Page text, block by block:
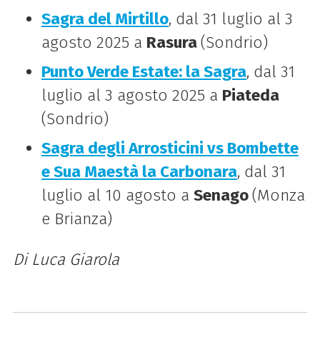
Sagra del Mirtillo, dal 31 luglio al 3
agosto 2025 a Rasura(Sondrio)
Punto Verde Estate: la Sagra, dal 31
luglio al 3 agosto 2025 a Piateda
(Sondrio)
Sagra degli Arrosticini vs Bombette
e Sua Maestà la Carbonara, dal 31
luglio al 10 agosto a Senago(Monza
e Brianza)
Di Luca Giarola